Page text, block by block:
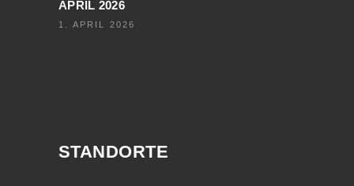
APRIL 2026
1. APRIL 2026
STANDORTE